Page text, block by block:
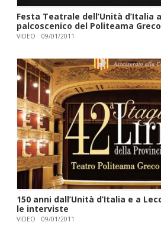
Festa Teatrale dell’Unità d’Italia
palcoscenico del Politeama Greco
VIDEO 09/01/2011
150 anni dall’Unità d’Italia e a
le interviste
VIDEO 09/01/2011